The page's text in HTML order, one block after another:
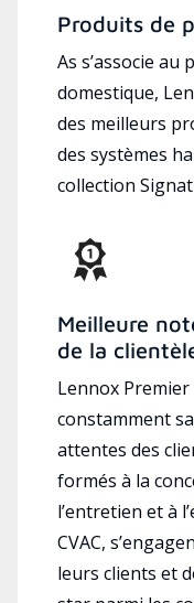
Produits de
As s’associe
domestique,
des meilleurs
des systèmes
collection
Meilleure
de la
Lennox
constamment
attentes des
formés à la
l’entretien et à
CVAC,
leurs clients et